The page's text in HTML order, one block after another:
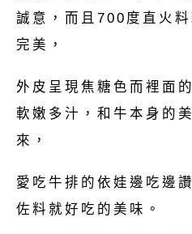
誠意，而且700度直火
完美，
外皮呈現焦糖色而裡面
軟嫩多汁，和牛本身的
來，
愛吃牛排的依娃邊吃邊
佐料就好吃的美味。